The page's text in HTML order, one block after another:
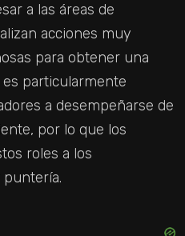
a las áreas de
acciones muy
para obtener una
particularmente
a desempeñarse de
por lo que los
roles a los